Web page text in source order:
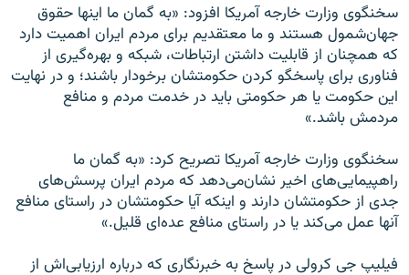
سخنگوی وزارت خارجه آمریکا افزود: «به گمان ما اینها حقوق
جهان‌شمول هستند و ما معتقدیم برای مردم ایران اهمیت دارد
که همچنان از قابلیت داشتن ارتباطات، شبکه و بهره‌گیری از
فناوری برای پاسخگو کردن حکومتشان برخودار باشند؛ و در نهایت
این حکومت یا هر حکومتی باید در خدمت مردم و منافع
مردمش باشد.»
سخنگوی وزارت خارجه آمریکا تصریح کرد: «به گمان ما
راهپیمایی‌های اخیر نشان‌می‌دهد که مردم ایران پرسش‌های
جدی از حکومتشان دارند و اینکه آیا حکومتشان در راستای منافع
آنها عمل می‌کند یا در راستای منافع عده‌ای قلیل.»
فیلیپ جی کرولی در پاسخ به خبرنگاری که درباره ارزیابی‌اش از